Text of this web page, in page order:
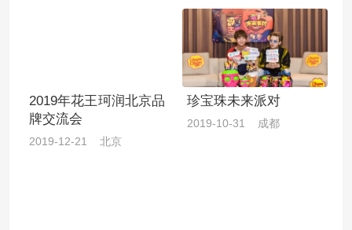
2019年花王珂润北京品
牌交流会
2019-12-21 北京
珍宝珠未来派对
2019-10-31 成都